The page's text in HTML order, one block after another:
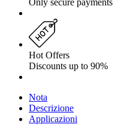
Hot Offers
Discounts up to 90%
Nota
Descrizione
Applicazioni